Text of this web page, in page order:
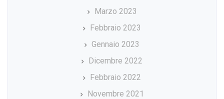
Marzo 2023
Febbraio 2023
Gennaio 2023
Dicembre 2022
Febbraio 2022
Novembre 2021